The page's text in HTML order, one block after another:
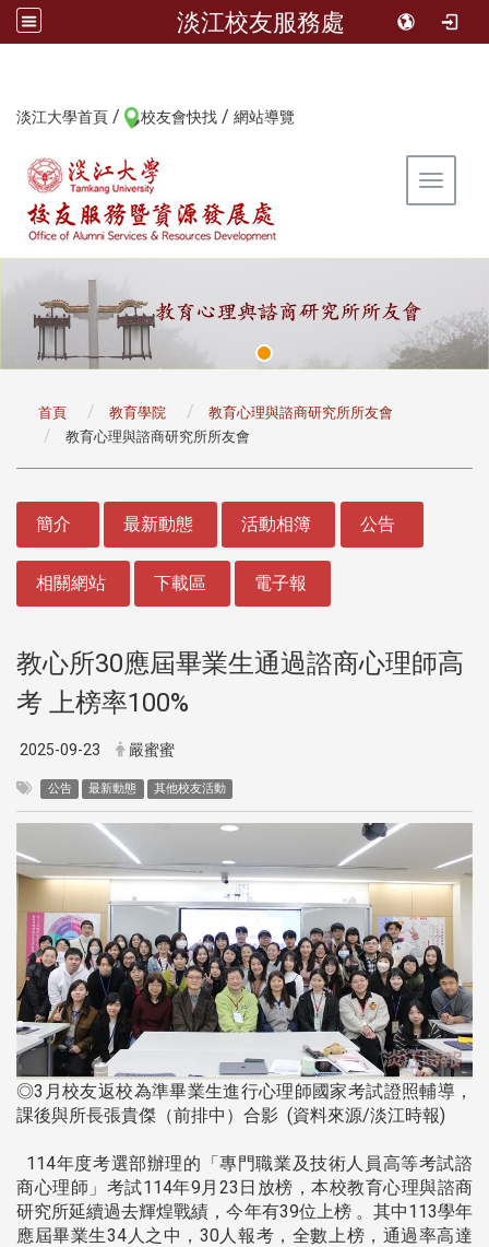
淡江校友服務處
淡江大學首頁 / 校友會快找 / 網站導覽
Toggle
首頁 教育學院
教育心理與諮商研究所所友會
教育心理與諮商研究所所友會
簡介 最新動態 活動相簿 公告
相關網站 下載區 電子報
教心所30應屆畢業生通過諮商心理師高
考 上榜率100%
2025-09-23 嚴蜜蜜
公告 最新動態 其他校友活動
◎3月校友返校為準畢業生進行心理師國家考試證照輔導，
課後與所長張貴傑（前排中）合影 (資料來源/淡江時報)
114年度考選部辦理的「專門職業及技術人員高等考試諮
商心理師」考試114年9月23日放榜，本校教育心理與諮商
研究所延續過去輝煌戰績，今年有39位上榜 。其中113學年
應屆畢業生34人之中，30人報考，全數上榜，通過率高達